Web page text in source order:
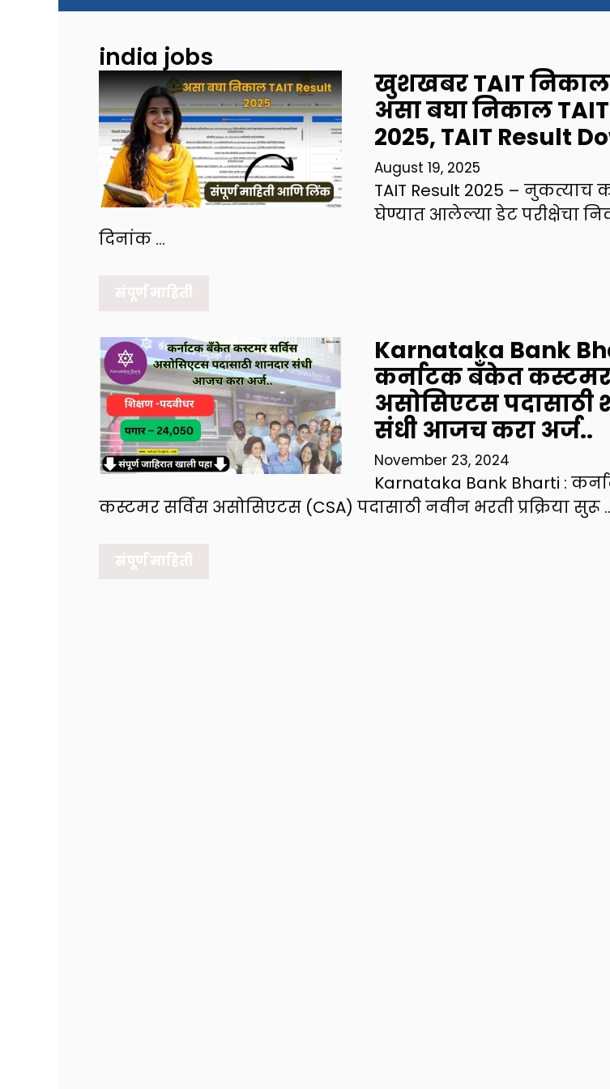
india jobs
खुशखबर TAIT निकाल
असा बघा निकाल
2025, TAIT Result
August 19, 2025
TAIT Result 2025 – नुकत्याच
घेण्यात आलेल्या डेट परीक्षेचा
दिनांक …
संपूर्ण माहिती
Karnataka Bank
कर्नाटक बँकेत कस्टमर
असोसिएटस पदासाठी
संधी आजच करा अर्ज..
November 23, 2024
Karnataka Bank Bharti :
कस्टमर सर्विस असोसिएटस (CSA) पदासाठी नवीन भरती प्रक्रिया सुरू
संपूर्ण माहिती